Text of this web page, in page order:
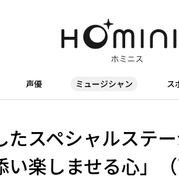
声優 ミュージシャン ス
たスペシャルステ
楽しませる心」（